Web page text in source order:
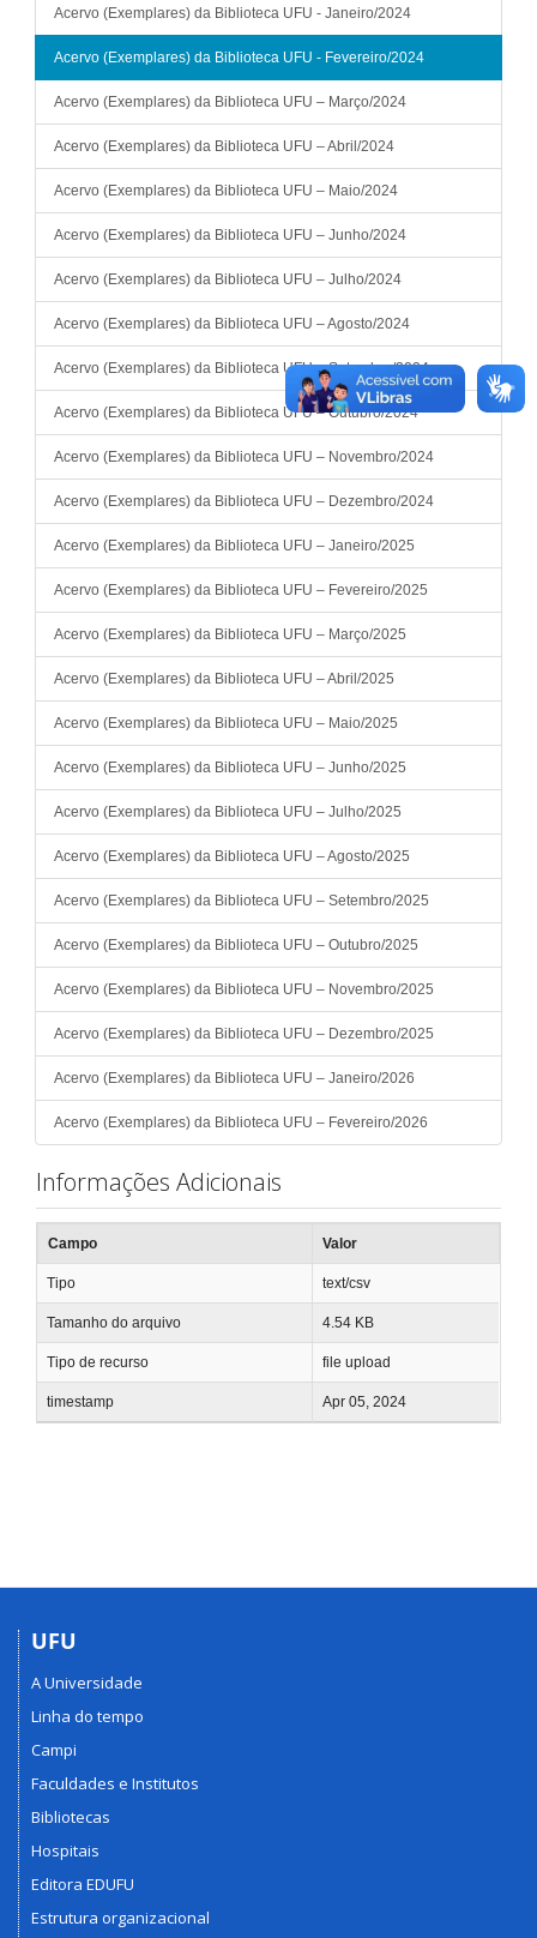
Acervo (Exemplares) da Biblioteca UFU - Janeiro/2024
Acervo (Exemplares) da Biblioteca UFU - Fevereiro/2024
Acervo (Exemplares) da Biblioteca UFU – Março/2024
Acervo (Exemplares) da Biblioteca UFU – Abril/2024
Acervo (Exemplares) da Biblioteca UFU – Maio/2024
Acervo (Exemplares) da Biblioteca UFU – Junho/2024
Acervo (Exemplares) da Biblioteca UFU – Julho/2024
Acervo (Exemplares) da Biblioteca UFU – Agosto/2024
Acervo (Exemplares) da Biblioteca UFU – Setembro/2024
Acervo (Exemplares) da Biblioteca UFU – Outubro/2024
Acervo (Exemplares) da Biblioteca UFU – Novembro/2024
Acervo (Exemplares) da Biblioteca UFU – Dezembro/2024
Acervo (Exemplares) da Biblioteca UFU – Janeiro/2025
Acervo (Exemplares) da Biblioteca UFU – Fevereiro/2025
Acervo (Exemplares) da Biblioteca UFU – Março/2025
Acervo (Exemplares) da Biblioteca UFU – Abril/2025
Acervo (Exemplares) da Biblioteca UFU – Maio/2025
Acervo (Exemplares) da Biblioteca UFU – Junho/2025
Acervo (Exemplares) da Biblioteca UFU – Julho/2025
Acervo (Exemplares) da Biblioteca UFU – Agosto/2025
Acervo (Exemplares) da Biblioteca UFU – Setembro/2025
Acervo (Exemplares) da Biblioteca UFU – Outubro/2025
Acervo (Exemplares) da Biblioteca UFU – Novembro/2025
Acervo (Exemplares) da Biblioteca UFU – Dezembro/2025
Acervo (Exemplares) da Biblioteca UFU – Janeiro/2026
Acervo (Exemplares) da Biblioteca UFU – Fevereiro/2026
Informações Adicionais
Campo Valor
Tipo text/csv
Tamanho do arquivo 4.54 KB
Tipo de recurso file upload
timestamp Apr 05, 2024
UFU
A Universidade
Linha do tempo
Campi
Faculdades e Institutos
Bibliotecas
Hospitais
Editora EDUFU
Estrutura organizacional